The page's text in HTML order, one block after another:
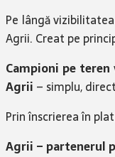
Pe lângă
Agrii. Creat pe
Campioni pe teren
Agrii – simplu,
Prin înscrierea în
Agrii – partenerul